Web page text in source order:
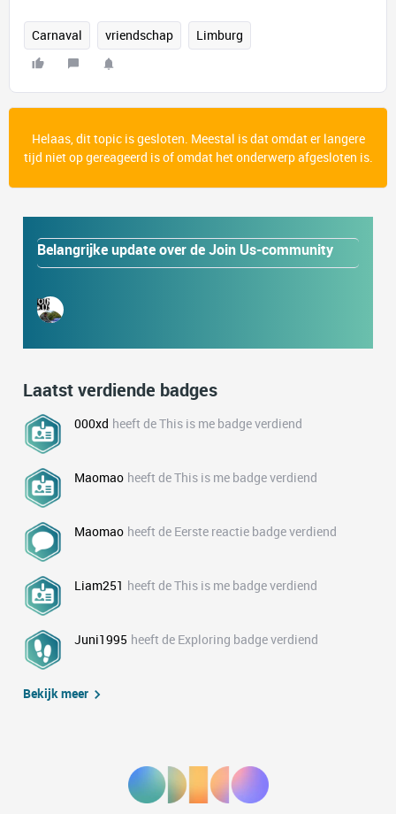
Carnaval vriendschap Limburg
Helaas, dit topic is gesloten. Meestal is dat omdat er langere
tijd niet op gereageerd is of omdat het onderwerp afgesloten is.
Belangrijke update over de Join Us-community
Laatst verdiende badges
000xd heeft de This is me badge verdiend
Maomao heeft de This is me badge verdiend
Maomao heeft de Eerste reactie badge verdiend
Liam251 heeft de This is me badge verdiend
Juni1995 heeft de Exploring badge verdiend
Bekijk meer